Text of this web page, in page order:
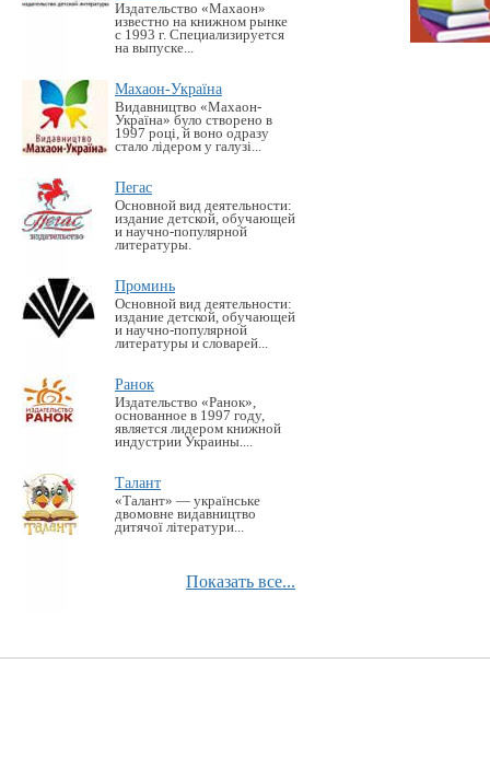
Издательство «Махаон»
известно на книжном рынке
с 1993 г. Специализируется
на выпуске...
Махаон-Україна
Видавництво «Махаон-
Україна» було створено в
1997 році, й воно одразу
стало лідером у галузі...
Пегас
Основной вид деятельности:
издание детской, обучающей
и научно-популярной
литературы.
Проминь
Основной вид деятельности:
издание детской, обучающей
и научно-популярной
литературы и словарей...
Ранок
Издательство «Ранок»,
основанное в 1997 году,
является лидером книжной
индустрии Украины....
Талант
«Талант» — українське
двомовне видавництво
дитячої літератури...
Показать все...